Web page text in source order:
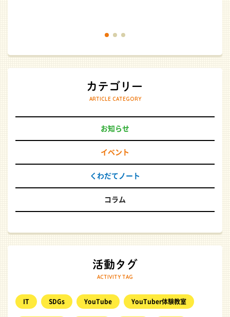
ARTICLE CATEGORY
お知らせ
イベント
くわだてノート
コラム
ACTIVITY TAG
IT SDGs YouTube YouTuber体験教室